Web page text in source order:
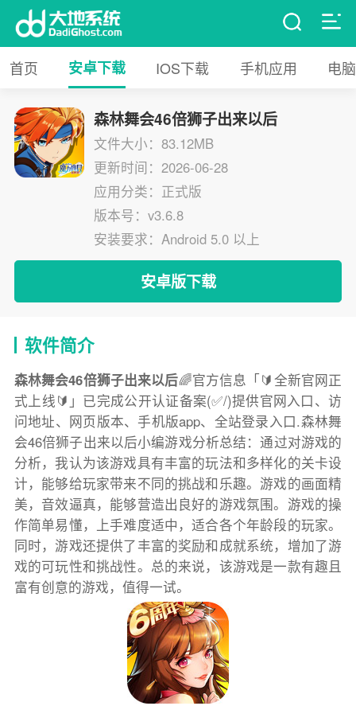
首页 安卓下载 IOS下载 手机应用 电
森林舞会46倍狮子出来以后
文件大小：83.12MB
更新时间：2026-06-28
应用分类：正式版
版本号：v3.6.8
安装要求：Android 5.0 以上
安卓版下载
软件简介
森林舞会46倍狮子出来以后🌈官方信息「🔰全新官网正
式上线🔰」已完成公开认证备案(✅/)提供官网入口、访
问地址、网页版本、手机版app、全站登录入口.森林舞
会46倍狮子出来以后小编游戏分析总结：通过对游戏的
分析，我认为该游戏具有丰富的玩法和多样化的关卡设
计，能够给玩家带来不同的挑战和乐趣。游戏的画面精
美，音效逼真，能够营造出良好的游戏氛围。游戏的操
作简单易懂，上手难度适中，适合各个年龄段的玩家。
同时，游戏还提供了丰富的奖励和成就系统，增加了游
戏的可玩性和挑战性。总的来说，该游戏是一款有趣且
富有创意的游戏，值得一试。